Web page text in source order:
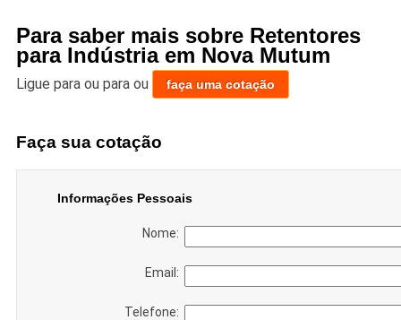
Para saber mais sobre Retentores
para Indústria em Nova Mutum
Ligue para ou para ou faça uma cotação
Faça sua cotação
Informações Pessoais
Nome:
Email:
Telefone: